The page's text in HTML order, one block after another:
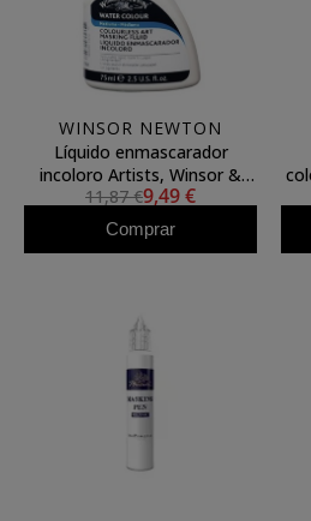
WINSOR NEWTON
Líquido enmascarador
incoloro Artists, Winsor &
Newton, 75 ml **
11,87 €9,49 €
Comprar